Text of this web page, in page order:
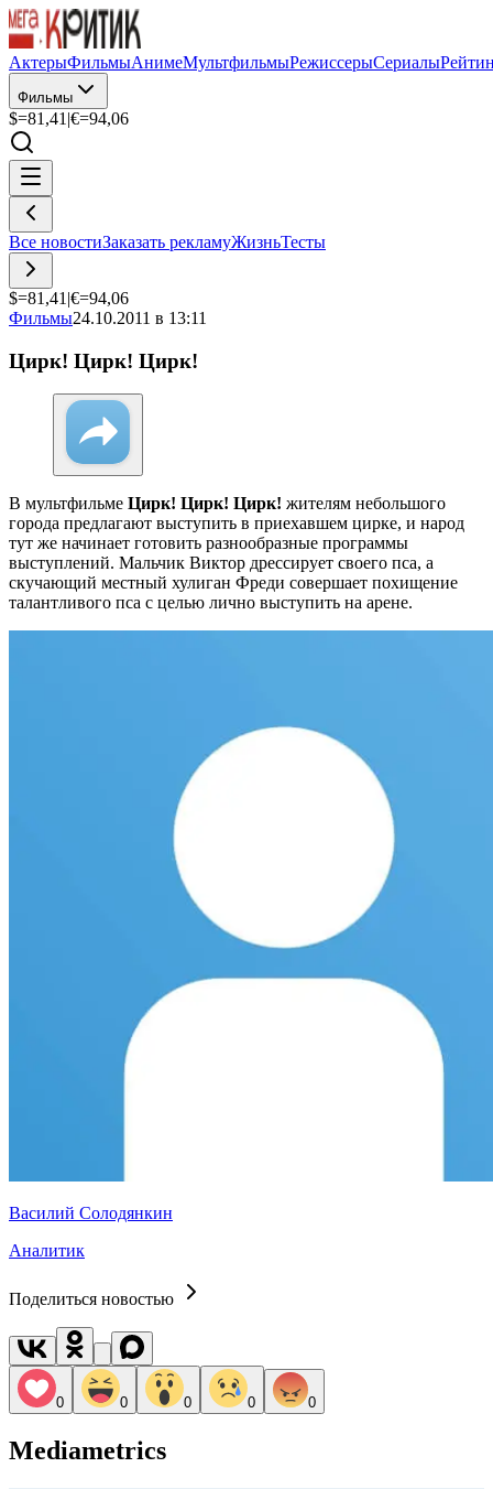
АктерыФильмыАнимеМультфильмыРежиссерыСериалы
Фильмы
$=81,41 |€=94,06
Все новостиЗаказать рекламуЖизньТесты
$=81,41 |€=94,06
Фильмы24.10.2011 в 13:11
Цирк! Цирк! Цирк!
В мультфильме Цирк! Цирк! Цирк! жителям небольшого
города предлагают выступить в приехавшем цирке, и народ
тут же начинает готовить разнообразные программы
выступлений. Мальчик Виктор дрессирует своего пса, а
скучающий местный хулиган Фреди совершает похищение
талантливого пса с целью лично выступить на арене.
Василий Солодянкин
Аналитик
Поделиться новостью
0 0 0 0 0
Mediametrics